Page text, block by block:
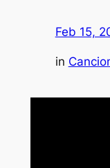
Feb 15,
in